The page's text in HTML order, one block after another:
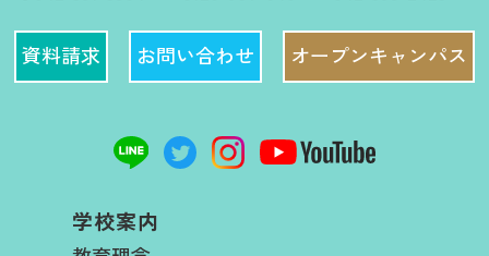
資料請求 お問い合わせ オープンキャンパス
学校案内